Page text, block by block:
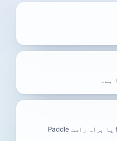
ہاں — اپنی ابتدائی سبسکرپشن کے 14 دنوں کے اندر مکمل واپسی، کوئی سوال نہیں۔ feedback.mail.td یا براہ راست Paddle